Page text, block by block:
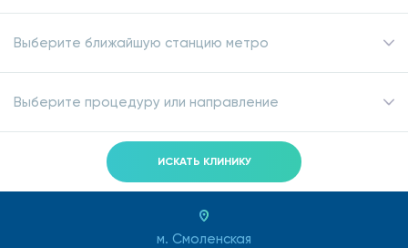
Выберите ближайшую станцию метро
Выберите процедуру или направление
ИСКАТЬ КЛИНИКУ
м. Смоленская